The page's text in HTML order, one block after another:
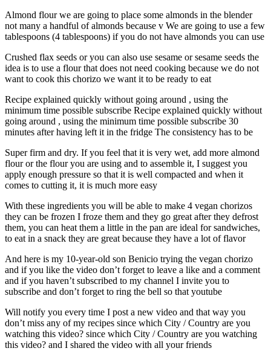
Almond flour we are going to place some almonds in the blender
not many a handful of almonds because v We are going to use a few
tablespoons (4 tablespoons) if you do not have almonds you can use
Crushed flax seeds or you can also use sesame or sesame seeds the
idea is to use a flour that does not need cooking because we do not
want to cook this chorizo ​​we want it to be ready to eat
Recipe explained quickly without going around , using the
minimum time possible subscribe Recipe explained quickly without
going around , using the minimum time possible subscribe 30
minutes after having left it in the fridge The consistency has to be
Super firm and dry. If you feel that it is very wet, add more almond
flour or the flour you are using and to assemble it, I suggest you
apply enough pressure so that it is well compacted and when it
comes to cutting it, it is much more easy
With these ingredients you will be able to make 4 vegan chorizos
they can be frozen I froze them and they go great after they defrost
them, you can heat them a little in the pan are ideal for sandwiches,
to eat in a snack they are great because they have a lot of flavor
And here is my 10-year-old son Benicio trying the vegan chorizo
and if you like the video don’t forget to leave a like and a comment
and if you haven’t subscribed to my channel I invite you to
subscribe and don’t forget to ring the bell so that youtube
Will notify you every time I post a new video and that way you
don’t miss any of my recipes since which City / Country are you
watching this video? since which City / Country are you watching
this video? and I shared the video with all your friends